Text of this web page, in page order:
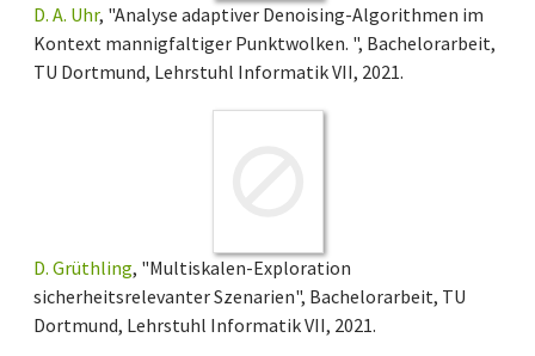
D. A. Uhr, "Analyse adaptiver Denoising-Algorithmen im
Kontext mannigfaltiger Punktwolken. ", Bachelorarbeit,
TU Dortmund, Lehrstuhl Informatik VII, 2021.
D. Grüthling, "Multiskalen-Exploration
sicherheitsrelevanter Szenarien", Bachelorarbeit, TU
Dortmund, Lehrstuhl Informatik VII, 2021.